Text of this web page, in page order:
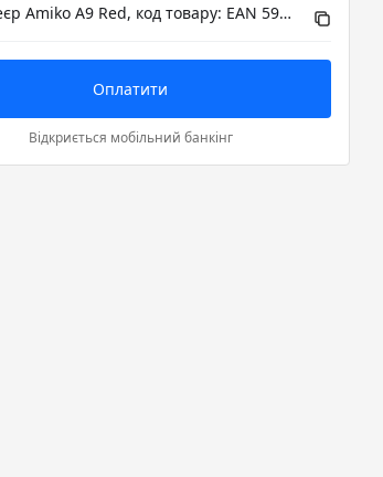
Медіаплеєр Amiko A9 Red, код товару: EAN 5999883026496
Оплатити
Відкриється мобільний банкінг